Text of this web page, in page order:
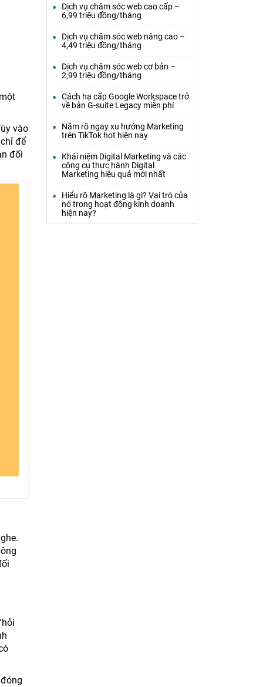
vào
để
đối
Dịch vụ chăm sóc web cao cấp –
6,99 triệu đồng/tháng
Dịch vụ chăm sóc web nâng cao –
4,49 triệu đồng/tháng
Dịch vụ chăm sóc web cơ bản –
2,99 triệu đồng/tháng
Cách hạ cấp Google Workspace trở
về bản G-suite Legacy miễn phí
Nắm rõ ngay xu hướng Marketing
trên TikTok hot hiện nay
Khái niệm Digital Marketing và các
công cụ thực hành Digital
Marketing hiệu quả mới nhất
Hiểu rõ Marketing là gì? Vai trò của
nó trong hoạt động kinh doanh
hiện nay?